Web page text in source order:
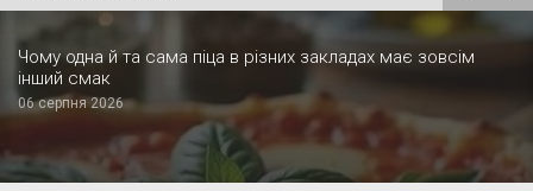
Чому одна й та сама піца в різних закладах має зовсім
інший смак
06 серпня 2026